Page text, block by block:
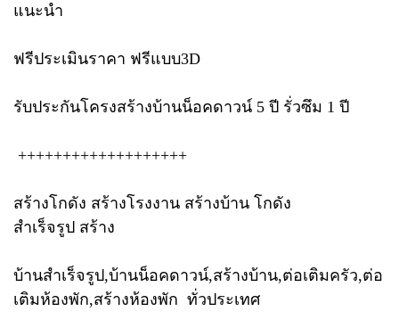
แนะนำ
ฟรีประเมินราคา ฟรีแบบ3D
รับประกันโครงสร้างบ้านน็อคดาวน์ 5 ปี รั่วซึม 1 ปี
+++++++++++++++++++
สร้างโกดัง สร้างโรงงาน สร้างบ้าน โกดัง
สำเร็จรูป สร้าง
บ้านสำเร็จรูป,บ้านน็อคดาวน์,สร้างบ้าน,ต่อเติมครัว,ต่อ
เติมห้องพัก,สร้างห้องพัก ทั่วประเทศ